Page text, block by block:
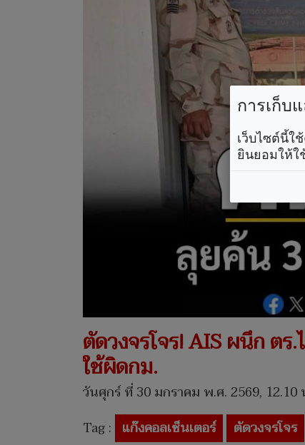
ตัดวงจรโจร! AIS ผนึก ต
ใช้ผิดกม.
วันศุกร์ ที่ 30 มกราคม พ.ศ. 2569, 12.10
Tag : แก๊งคอลเซ็นเตอร์ ตัดวงจรโจร
การเก็บ
เว็บไซต์นี้ใ
ยินยอมให้ใ